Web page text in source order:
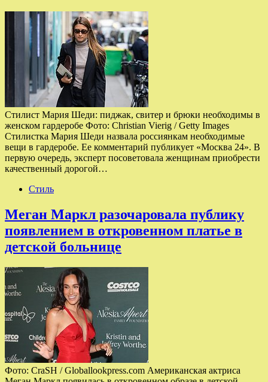
Стилист Мария Шеди: пиджак, свитер и брюки необходимы в
женском гардеробе Фото: Christian Vierig / Getty Images
Стилистка Мария Шеди назвала россиянкам необходимые
вещи в гардеробе. Ее комментарий публикует «Москва 24». В
первую очередь, эксперт посоветовала женщинам приобрести
качественный дорогой…
Стиль
Меган Маркл разочаровала публику
появлением в откровенном платье в
детской больнице
Фото: CraSH / Globallookpress.com Американская актриса